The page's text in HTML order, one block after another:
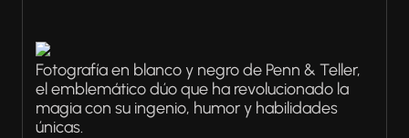
Fotografía en blanco y negro de Penn & Teller,
el emblemático dúo que ha revolucionado la
magia con su ingenio, humor y habilidades
únicas.